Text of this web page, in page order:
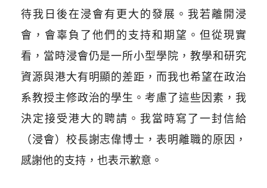
待我日後在浸會有更大的發展。我若離開浸
會，會辜負了他們的支持和期望。但從現實
看，當時浸會仍是一所小型學院，教學和研究
資源與港大有明顯的差距，而我也希望在政治
系教授主修政治的學生。考慮了這些因素，我
決定接受港大的聘請。我當時寫了一封信給
（浸會）校長謝志偉博士，表明離職的原因，
感謝他的支持，也表示歉意。